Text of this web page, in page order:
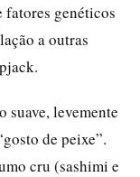
fatores genéticos
a outras
suave, levemente
de peixe”.
cru (sashimi e